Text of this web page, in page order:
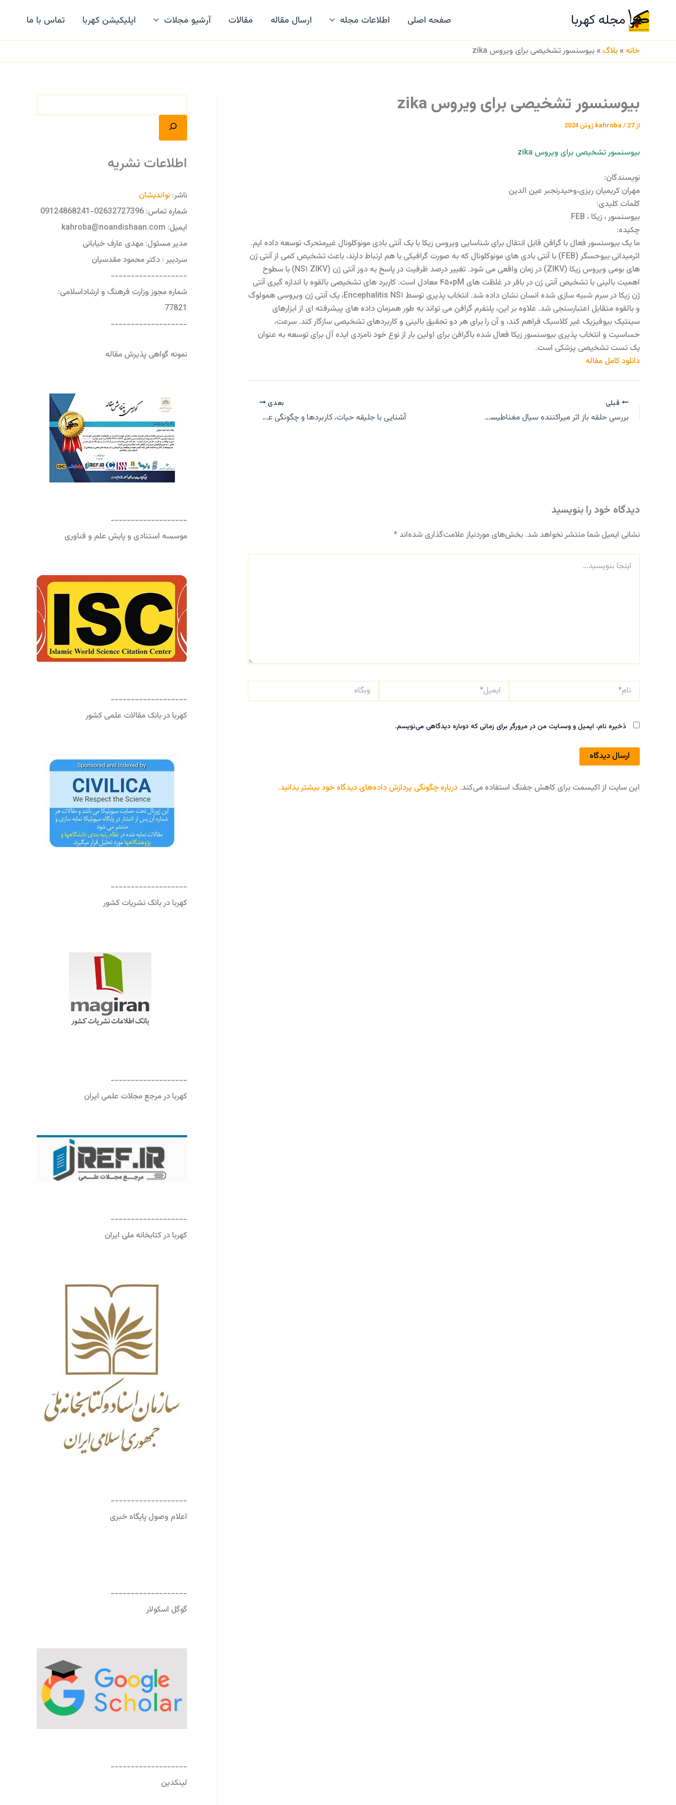
مجله کهربا صفحه اصلی اطلاعات مجله ارسال مقاله مقالات آرشیو مجلات اپلیکیشن کهربا تماس با ما
خانه » بلاگ » بیوسنسور تشخیصی برای ویروس zika
بیوسنسور تشخیصی برای ویروس zika
از kahroba / 27 ژوئن 2024
بیوسنسور تشخیصی برای ویروس zika
نویسندگان:
مهران کریمیان ریزی،وحیدرنجبر عین الدین
کلمات کلیدی:
بیوسنسور ، زیکا ، FEB
چکیده:
ما یک بیوسنسور فعال با گرافن قابل انتقال برای شناسایی ویروس زیکا با یک آنتی بادی مونوکلونال غیرمتحرک توسعه داده ایم.
اثرمیدانی بیوحسگر (FEB) با آنتی بادی های مونوکلونال که به صورت گرافیکی با هم ارتباط دارند، باعث تشخیص کمی از آنتی ژن
های بومی ویروس زیکا (ZIKV) در زمان واقعی می شود. تغییر درصد ظرفیت در پاسخ به دوز آنتی ژن (NS۱ ZIKV) با سطوح
اهمیت بالینی با تشخیص آنتی ژن در بافر در غلظت های ۴۵۰pM معادل است. کاربرد های تشخیصی بالقوه با اندازه گیری آنتی
ژن زیکا در سرم شبیه سازی شده انسان نشان داده شد. انتخاب پذیری توسط Encephalitis NS۱، یک آنتی ژن ویروسی همولوگ
و بالقوه متقابل اعتبارسنجی شد. علاوه بر این، پلتفرم گرافن می تواند به طور همزمان داده های پیشرفته ای از ابزارهای
سینتیک بیوفیزیک غیر کلاسیک فراهم کند، و آن را برای هر دو تحقیق بالینی و کاربردهای تشخیصی سازگار کند. سرعت،
حساسیت و انتخاب پذیری بیوسنسور زیکا فعال شده باگرافن برای اولین بار از نوع خود نامزدی ایده آل برای توسعه به عنوان
یک تست تشخیصی پزشکی است.
دانلود کامل مقاله
قبلی
بررسی حلقه باز اثر میراکننده سیال مغناطیسی در سیستم تعلیق یک چهارم خودرو
بعدی
آشنایی با جلیقه حیات، کاربردها و چگونگی عملکرد آن
دیدگاه‌ خود را بنویسید
نشانی ایمیل شما منتشر نخواهد شد. بخش‌های موردنیاز علامت‌گذاری شده‌اند *
اینجا
بنویسید…
نام* ایمیل* وبگاه
ذخیره نام، ایمیل و وبسایت من در مرورگر برای زمانی که دوباره دیدگاهی می‌نویسم.
این سایت از اکیسمت برای کاهش جفنگ استفاده می‌کند. درباره چگونگی پردازش داده‌های دیدگاه خود بیشتر بدانید.
ت
اطلاعات نشریه
ناشر: نواندیشان
شماره تماس: 02632727396-09124868241
ایمیل: kahroba@noandishaan.com
مدیر مسئول: مهدی عارف خیابانی
سردبیر : دکتر محمود مقدسیان
-------------------
شماره مجوز وزارت فرهنگ و ارشاداسلامی:
77821
-------------------
نمونه گواهی پذیرش مقاله
-------------------
موسسه استنادی و پایش علم و فناوری
-------------------
کهربا در بانک مقالات علمی کشور
-------------------
کهربا در بانک نشریات کشور
-------------------
کهربا در مرجع مجلات علمی ایران
-------------------
کهربا در کتابخانه ملی ایران
-------------------
اعلام وصول پایگاه خبری
-------------------
گوگل اسکولار
-------------------
لینکدین